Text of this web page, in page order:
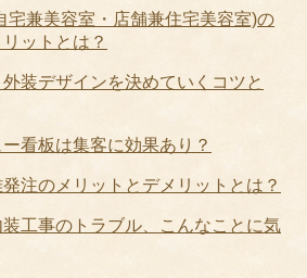
宅兼美容室・店舗兼住宅美容室)の
ットとは？
装デザインを決めていくコツと
看板は集客に効果あり？
注のメリットとデメリットとは？
工事のトラブル、こんなことに気